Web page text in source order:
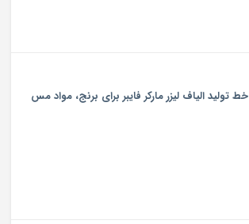
خط تولید الیاف لیزر مارکر فایبر برای برنج، مواد مس